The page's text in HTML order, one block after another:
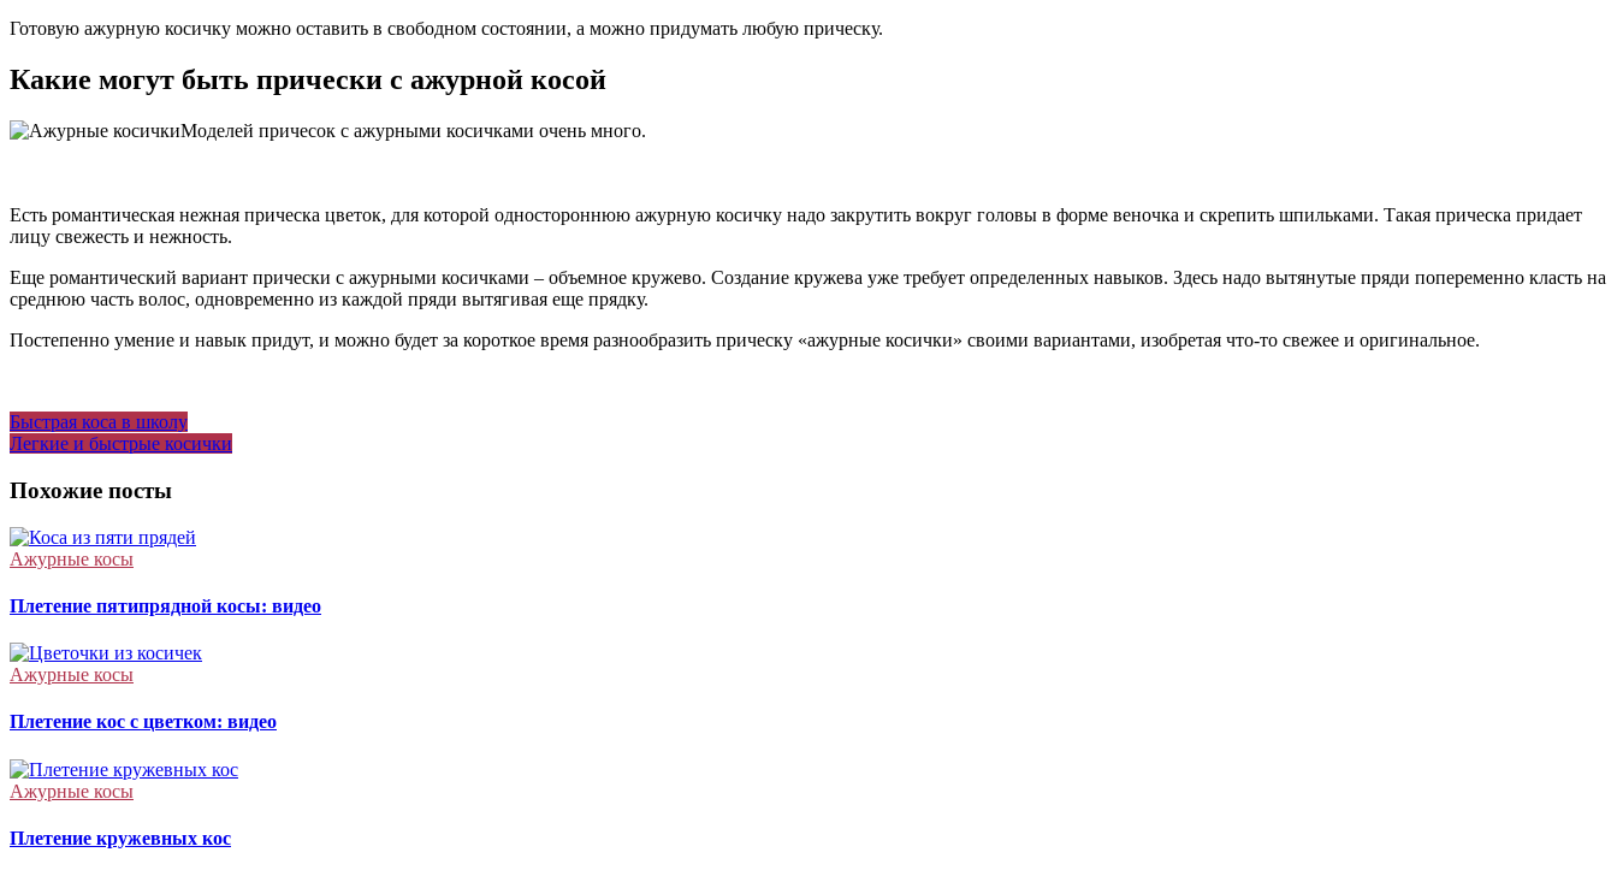
Готовую ажурную косичку можно оставить в свободном состоянии, а можно придумать любую прическу.
Какие могут быть прически с ажурной косой
Моделей причесок с ажурными косичками очень много.
Есть романтическая нежная прическа цветок, для которой одностороннюю ажурную косичку надо закрутить вокруг головы в форме веночка и скрепить шпильками. Такая прическа придает
лицу свежесть и нежность.
Еще романтический вариант прически с ажурными косичками – объемное кружево. Создание кружева уже требует определенных навыков. Здесь надо вытянутые пряди попеременно класть на
среднюю часть волос, одновременно из каждой пряди вытягивая еще прядку.
Постепенно умение и навык придут, и можно будет за короткое время разнообразить прическу «ажурные косички» своими вариантами, изобретая что-то свежее и оригинальное.
Навигация
по
записям
Быстрая коса в школу
Легкие и быстрые косички
Похожие посты
Ажурные косы
Плетение пятипрядной косы: видео
Ажурные косы
Плетение кос с цветком: видео
Ажурные косы
Плетение кружевных кос